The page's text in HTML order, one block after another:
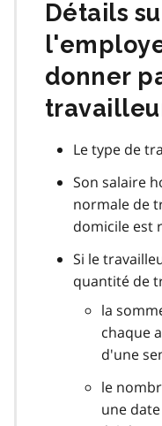
Détails
donner
Le type de
Son salaire
normale de
domicile est
Si le
quantité de
la
chaque
d'une
le
une